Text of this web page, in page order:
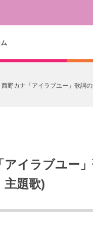
西野カナ「アイラブユー」歌詞
アイラブユー
主題歌)